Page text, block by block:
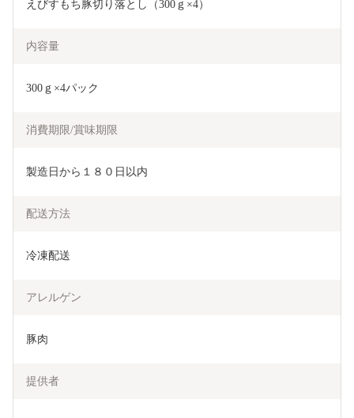
えびすもち豚切り落とし（300ｇ×4）
内容量
300ｇ×4パック
消費期限/賞味期限
製造日から１８０日以内
配送方法
冷凍配送
アレルゲン
豚肉
提供者